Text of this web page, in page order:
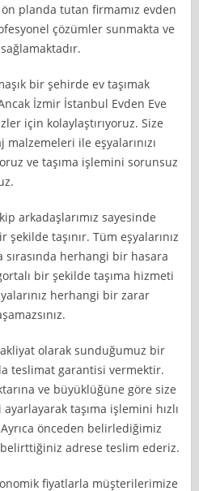
planda tutan firmamız evden
çözümler sunmakta ve
bir şehirde ev taşımak
İzmir İstanbul Evden Eve
için kolaylaştırıyoruz. Size
ile eşyalarınızı
ve taşıma işlemini sorunsuz
arkadaşlarımız sayesinde
şekilde taşınır. Tüm eşyalarınız
sırasında herhangi bir hasara
bir şekilde taşıma hizmeti
herhangi bir zarar
olarak sunduğumuz bir
teslimat garantisi vermektir.
ve büyüklüğüne göre size
taşıma işlemini hızlı
önceden belirlediğimiz
belirttiğiniz adrese teslim ederiz.
fiyatlarla müşterilerimize